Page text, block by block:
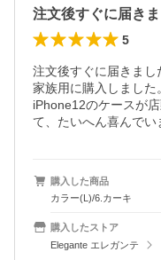
5
注文後すぐに届きまし
家族用に購入しました。
iPhone12のケースが
て、たいへん喜んでい
購入した商品
カラー(L)/6.カーキ
購入したストア
Elegante エレガンテ